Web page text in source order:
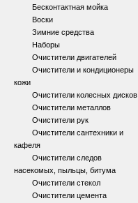
Бесконтактная мойка
Воски
Зимние средства
Наборы
Очистители двигателей
Очистители и кондиционеры
кожи
Очистители колесных дисков
Очистители металлов
Очистители рук
Очистители сантехники и
кафеля
Очистители следов
насекомых, пыльцы, битума
Очистители стекол
Очистители цемента